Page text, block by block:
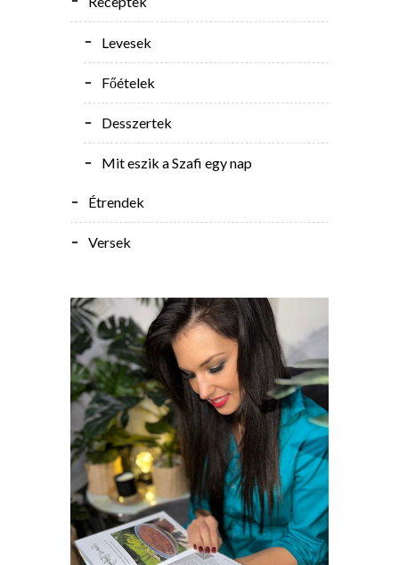
Levesek
Főételek
Desszertek
Mit eszik a Szafi egy nap
Étrendek
Versek